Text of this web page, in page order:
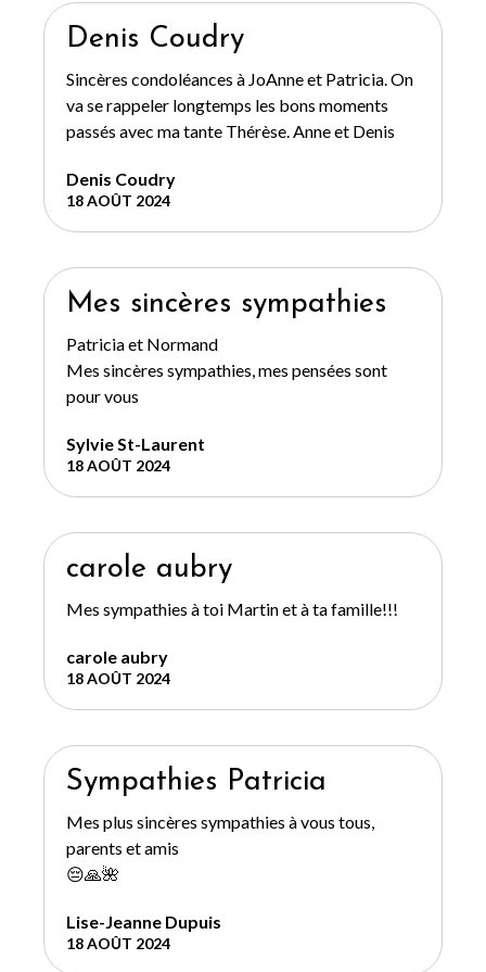
Denis Coudry
Sincères condoléances à JoAnne et Patricia. On
va se rappeler longtemps les bons moments
passés avec ma tante Thérèse. Anne et Denis
Denis Coudry
18 AOÛT 2024
Mes sincères sympathies
Patricia et Normand
Mes sincères sympathies, mes pensées sont
pour vous
Sylvie St-Laurent
18 AOÛT 2024
carole aubry
Mes sympathies à toi Martin et à ta famille!!!
carole aubry
18 AOÛT 2024
Sympathies Patricia
Mes plus sincères sympathies à vous tous,
parents et amis
😔🙏🌺
Lise-Jeanne Dupuis
18 AOÛT 2024